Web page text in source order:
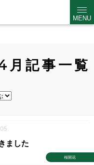
MENU
記事一覧
桜開花
ました